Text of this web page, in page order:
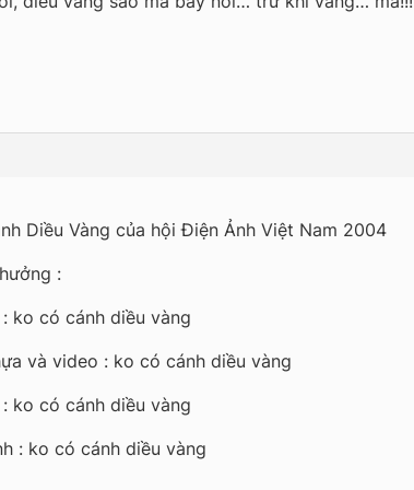
Diều Vàng của hội Điện Ảnh Việt Nam 2004
:
ko có cánh diều vàng
và video : ko có cánh diều vàng
ko có cánh diều vàng
: ko có cánh diều vàng